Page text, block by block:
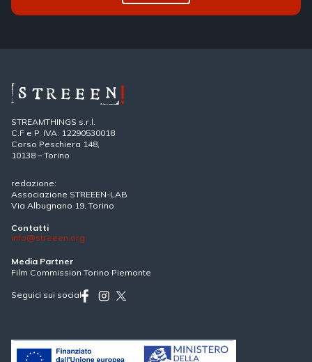
STREAMTHINGS s.r.l.
C.F e P. IVA: 12290530018
Corso Peschiera 148,
10138 – Torino
redazione:
Associazione STREEEN-LAB
Via Albugnano 19, Torino
Contatti
info@streeen.org
Media Partner
Film Commission Torino Piemonte
Seguici sui social